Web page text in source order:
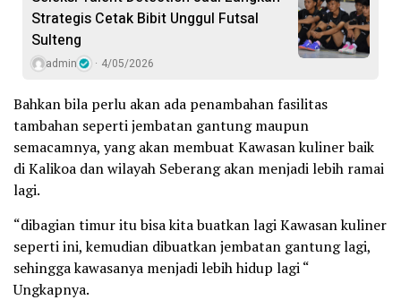
Strategis Cetak Bibit Unggul Futsal
Sulteng
admin 4/05/2026
Bahkan bila perlu akan ada penambahan fasilitas
tambahan seperti jembatan gantung maupun
semacamnya, yang akan membuat Kawasan kuliner baik
di Kalikoa dan wilayah Seberang akan menjadi lebih ramai
lagi.
“dibagian timur itu bisa kita buatkan lagi Kawasan kuliner
seperti ini, kemudian dibuatkan jembatan gantung lagi,
sehingga kawasanya menjadi lebih hidup lagi “
Ungkapnya.